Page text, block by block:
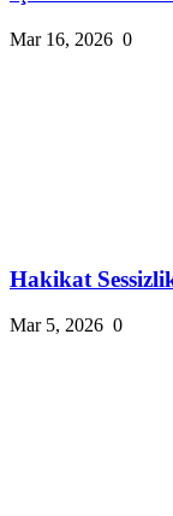
Mar 16, 2026 0
Hakikat
Mar 5, 2026 0